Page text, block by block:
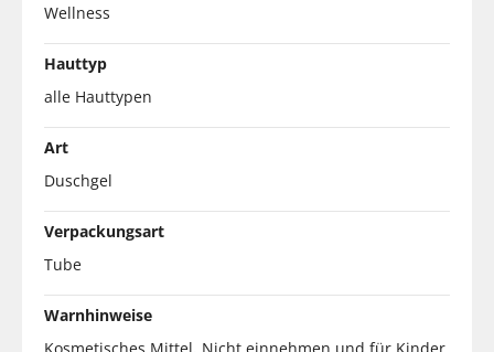
Wellness
Hauttyp
alle Hauttypen
Art
Duschgel
Verpackungsart
Tube
Warnhinweise
Kosmetisches Mittel. Nicht einnehmen und für Kinder